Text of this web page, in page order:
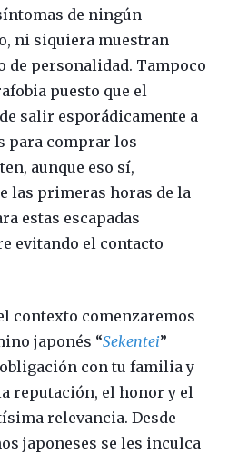
de ningún
ni siquiera muestran
de personalidad. Tampoco
puesto que el
salir esporádicamente a
para comprar los
aunque eso sí,
las primeras horas de la
estas escapadas
evitando el contacto
contexto comenzaremos
japonés “Sekentei”
con tu familia y
reputación, el honor y el
relevancia. Desde
japoneses se les inculca